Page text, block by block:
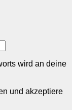
wird an deine
und akzeptiere